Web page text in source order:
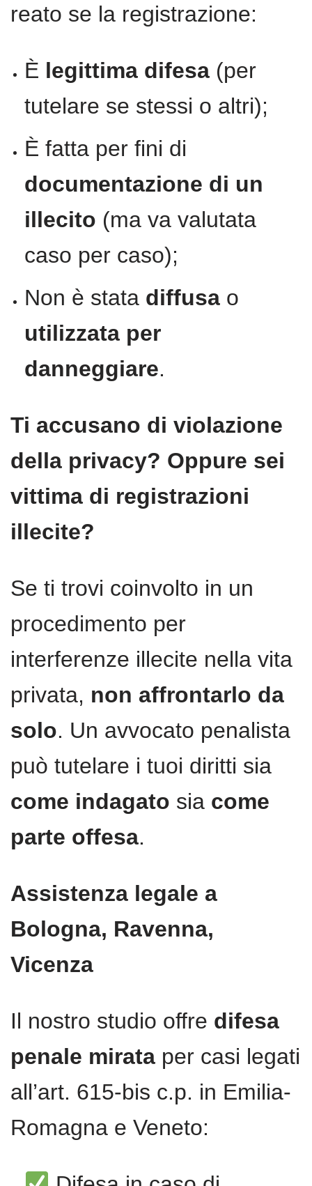
reato se la registrazione:
È legittima difesa (per
tutelare se stessi o altri);
È fatta per fini di
documentazione di un
illecito (ma va valutata
caso per caso);
Non è stata diffusa o
utilizzata per
danneggiare.
Ti accusano di violazione
della privacy? Oppure sei
vittima di registrazioni
illecite?
Se ti trovi coinvolto in un
procedimento per
interferenze illecite nella vita
privata, non affrontarlo da
solo. Un avvocato penalista
può tutelare i tuoi diritti sia
come indagato sia come
parte offesa.
Assistenza legale a
Bologna, Ravenna,
Vicenza
Il nostro studio offre difesa
penale mirata per casi legati
all’art. 615-bis c.p. in Emilia-
Romagna e Veneto: